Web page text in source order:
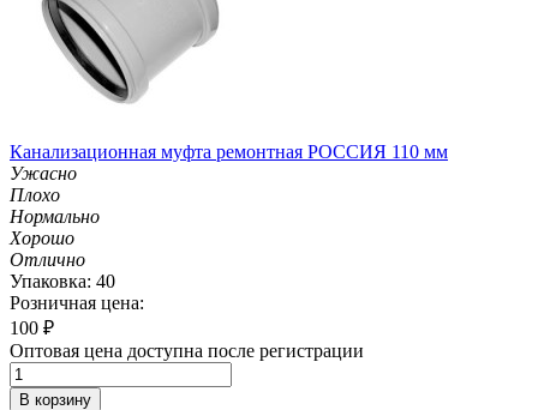
Канализационная муфта ремонтная РОССИЯ 110 мм
Ужасно
Плохо
Нормально
Хорошо
Отлично
Упаковка: 40
Розничная цена:
100 ₽
Оптовая цена доступна после регистрации
В корзину